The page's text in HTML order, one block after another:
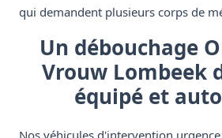
qui demandent plusieurs corps de
Un débouchage
Vrouw Lombeek
équipé et